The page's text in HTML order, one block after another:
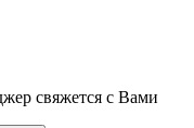
свяжется с Вами